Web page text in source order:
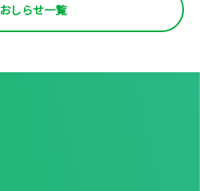
おしらせ一覧